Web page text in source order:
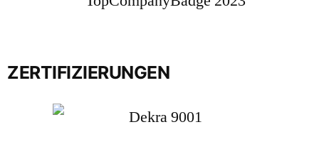
ZERTIFIZIERUNGEN